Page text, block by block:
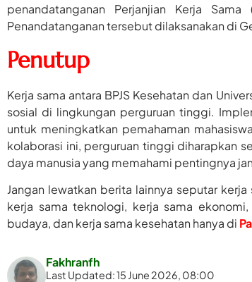
penandatanganan Perjanjian Kerja
Penandatanganan tersebut dilaksanakan di
Penutup
Kerja sama antara BPJS Kesehatan dan
sosial di lingkungan perguruan tinggi.
untuk meningkatkan pemahaman
kolaborasi ini, perguruan tinggi diharapkan
daya manusia yang memahami pentingnya
Jangan lewatkan berita lainnya seputar
kerja sama teknologi, kerja sama
budaya, dan kerja sama kesehatan hanya di
Fakhranfh
Last Updated: 15 June 2026, 08:00